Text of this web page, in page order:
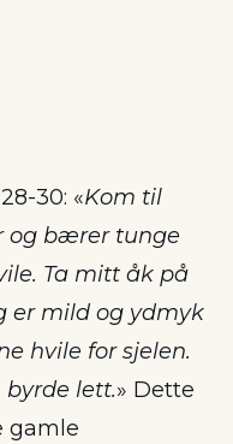
30: «Kom til
og bærer tunge
Ta mitt åk på
er mild og ydmyk
hvile for sjelen.
lett.» Dette
gamle